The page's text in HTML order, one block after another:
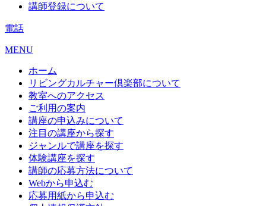
講師登録について
電話
MENU
ホーム
リビングカルチャー倶楽部について
教室へのアクセス
ご利用の案内
講座の申込みについて
注目の講座から探す
ジャンルで講座を探す
体験講座を探す
講師の応募方法について
Webから申込む
応募用紙から申込む